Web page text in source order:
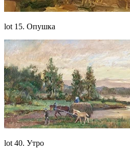
lot 15. Опушка
lot 40. Утро